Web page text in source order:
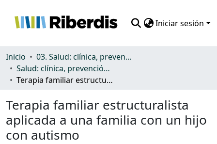
Iniciar sesión
Comunidades
Todo DSpace
Inicio
03. Salud: clínica, prevención, atención sanitaria y (re)habilitación
Salud: clínica, prevención, atención sanitaria y (re)habilitación
Terapia familiar estructuralista aplicada a una familia con un hijo con autismo
Terapia familiar estructuralista
aplicada a una familia con un hijo
con autismo